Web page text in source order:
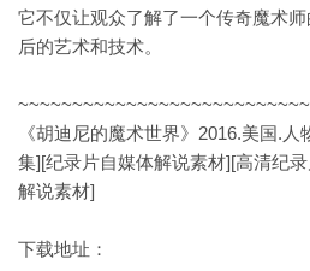
它不仅让观众了解了一个传奇魔术
后的艺术和技术。
《胡迪尼的魔术世界》2016.美国.
集][纪录片自媒体解说素材][高清纪
解说素材]
下载地址：